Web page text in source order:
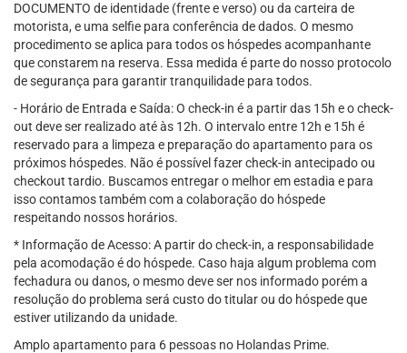
DOCUMENTO de identidade (frente e verso) ou da carteira de
motorista, e uma selfie para conferência de dados. O mesmo
procedimento se aplica para todos os hóspedes acompanhante
que constarem na reserva. Essa medida é parte do nosso protocolo
de segurança para garantir tranquilidade para todos.
- Horário de Entrada e Saída: O check-in é a partir das 15h e o check-
out deve ser realizado até às 12h. O intervalo entre 12h e 15h é
reservado para a limpeza e preparação do apartamento para os
próximos hóspedes. Não é possível fazer check-in antecipado ou
checkout tardio. Buscamos entregar o melhor em estadia e para
isso contamos também com a colaboração do hóspede
respeitando nossos horários.
* Informação de Acesso: A partir do check-in, a responsabilidade
pela acomodação é do hóspede. Caso haja algum problema com
fechadura ou danos, o mesmo deve ser nos informado porém a
resolução do problema será custo do titular ou do hóspede que
estiver utilizando da unidade.
Amplo apartamento para 6 pessoas no Holandas Prime.